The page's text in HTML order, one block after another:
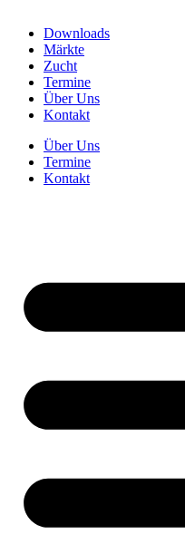
Downloads
Märkte
Zucht
Termine
Über Uns
Kontakt
Über Uns
Termine
Kontakt